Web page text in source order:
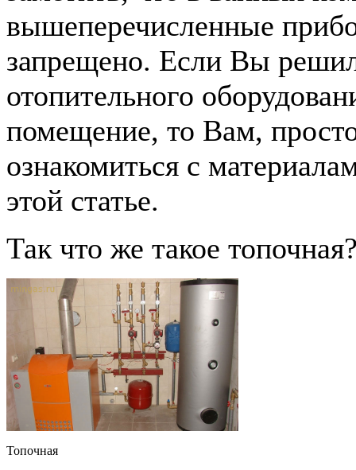
вышеперечисленные
запрещено. Если Вы
отопительного
помещение, то Вам,
ознакомиться с
этой статье.
Так что же такое
Топочная